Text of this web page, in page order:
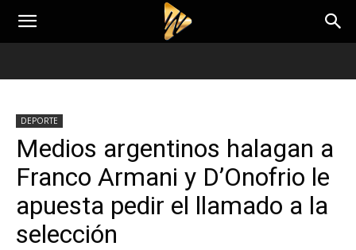
DEPORTE
Medios argentinos halagan a
Franco Armani y D’Onofrio le
apuesta pedir el llamado a la
selección